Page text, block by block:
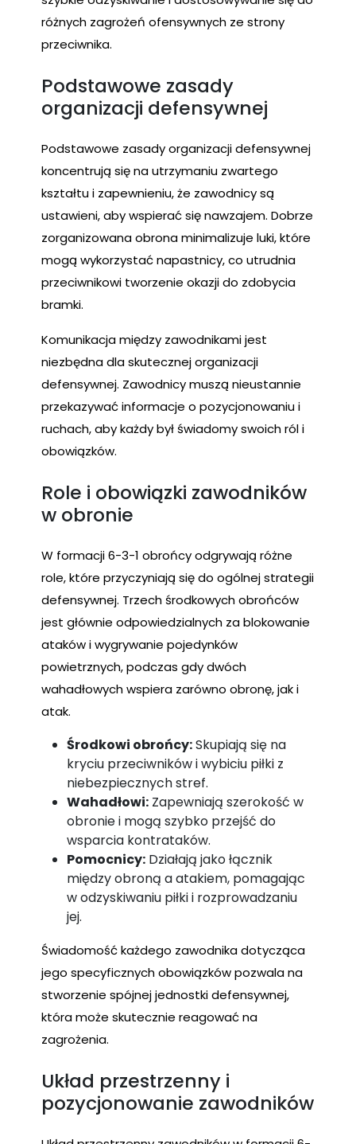
różnych zagrożeń ofensywnych ze strony
przeciwnika.
Podstawowe zasady
organizacji defensywnej
Podstawowe zasady organizacji defensywnej
koncentrują się na utrzymaniu zwartego
kształtu i zapewnieniu, że zawodnicy są
ustawieni, aby wspierać się nawzajem. Dobrze
zorganizowana obrona minimalizuje luki, które
mogą wykorzystać napastnicy, co utrudnia
przeciwnikowi tworzenie okazji do zdobycia
bramki.
Komunikacja między zawodnikami jest
niezbędna dla skutecznej organizacji
defensywnej. Zawodnicy muszą nieustannie
przekazywać informacje o pozycjonowaniu i
ruchach, aby każdy był świadomy swoich ról i
obowiązków.
Role i obowiązki zawodników
w obronie
W formacji 6-3-1 obrońcy odgrywają różne
role, które przyczyniają się do ogólnej strategii
defensywnej. Trzech środkowych obrońców
jest głównie odpowiedzialnych za blokowanie
ataków i wygrywanie pojedynków
powietrznych, podczas gdy dwóch
wahadłowych wspiera zarówno obronę, jak i
atak.
Środkowi obrońcy:Skupiają się na
kryciu przeciwników i wybiciu piłki z
niebezpiecznych stref.
Wahadłowi: Zapewniają szerokość w
obronie i mogą szybko przejść do
wsparcia kontrataków.
Pomocnicy: Działają jako łącznik
między obroną a atakiem, pomagając
w odzyskiwaniu piłki i rozprowadzaniu
jej.
Świadomość każdego zawodnika dotycząca
jego specyficznych obowiązków pozwala na
stworzenie spójnej jednostki defensywnej,
która może skutecznie reagować na
zagrożenia.
Układ przestrzenny i
pozycjonowanie zawodników